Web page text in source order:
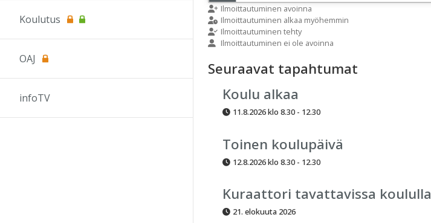
9:00
10:00
12:00
14:00
Ilmoittautuminen avoinna
Ilmoittautuminen alkaa myöhemmin
Ilmoittautuminen tehty
Ilmoittautuminen ei ole avoinna
Seuraavat tapahtumat
Koulu alkaa
11.8.2026 klo 8.30 - 12.30
Toinen koulupäivä
12.8.2026 klo 8.30 - 12.30
Kuraattori tavattavissa koululla
21. elokuuta 2026
Koulutus
OAJ
infoTV